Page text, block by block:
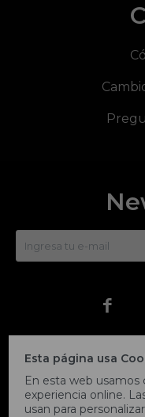
Esta página usa
En esta web usamos
experiencia online.
usan para
